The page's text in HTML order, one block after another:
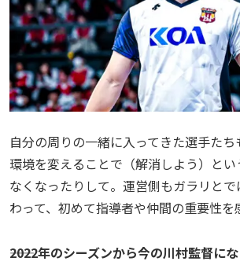
自分の周りの一緒に入ってきた選手た
環境を変えることで（解消しよう）と
なくなったりして。運営側もガラリと
わって、初めて指導者や仲間の重要性を
――2022年のシーズンから今の川村監督に